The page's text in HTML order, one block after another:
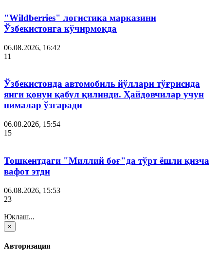
"Wildberries" логистика марказини
Ўзбекистонга кўчирмоқда
06.08.2026, 16:42
11
Ўзбекистонда автомобиль йўллари тўғрисида
янги қонун қабул қилинди. Ҳайдовчилар учун
нималар ўзгаради
06.08.2026, 15:54
15
Тошкентдаги "Миллий боғ"да тўрт ёшли қизча
вафот этди
06.08.2026, 15:53
23
Юклаш...
×
Авторизация